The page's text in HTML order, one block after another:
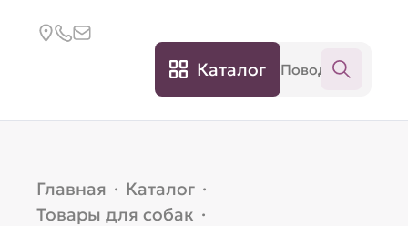
Каталог
Главная · Каталог ·
Товары для собак ·